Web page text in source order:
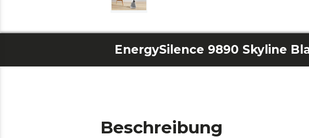
EnergySilence 9890 Skyline
Beschreibung